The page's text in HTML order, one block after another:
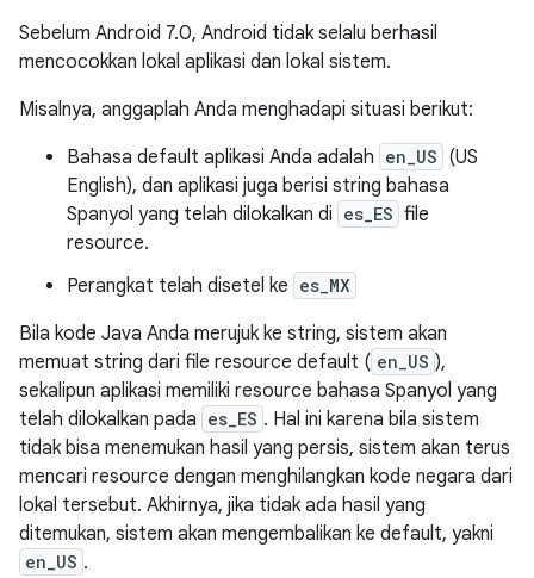
Sebelum Android 7.0, Android tidak selalu berhasil
mencocokkan lokal aplikasi dan lokal sistem.
Misalnya, anggaplah Anda menghadapi situasi berikut:
Bahasa default aplikasi Anda adalah en_US (US
English), dan aplikasi juga berisi string bahasa
Spanyol yang telah dilokalkan di es_ES file
resource.
Perangkat telah disetel ke es_MX
Bila kode Java Anda merujuk ke string, sistem akan
memuat string dari file resource default ( en_US ),
sekalipun aplikasi memiliki resource bahasa Spanyol yang
telah dilokalkan pada es_ES . Hal ini karena bila sistem
tidak bisa menemukan hasil yang persis, sistem akan terus
mencari resource dengan menghilangkan kode negara dari
lokal tersebut. Akhirnya, jika tidak ada hasil yang
ditemukan, sistem akan mengembalikan ke default, yakni
en_US .